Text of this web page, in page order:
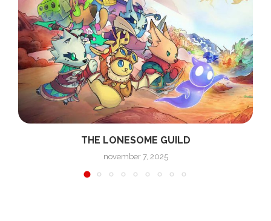
THE LONESOME GUILD
november 7, 2025